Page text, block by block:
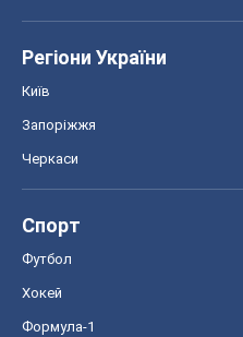
Регіони України
Київ
Запоріжжя
Черкаси
Спорт
Футбол
Хокей
Формула-1